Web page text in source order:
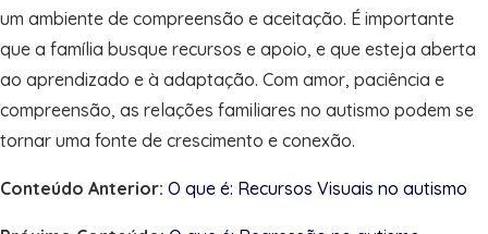
um ambiente de compreensão e aceitação. É importante
que a família busque recursos e apoio, e que esteja aberta
ao aprendizado e à adaptação. Com amor, paciência e
compreensão, as relações familiares no autismo podem se
tornar uma fonte de crescimento e conexão.
Conteúdo Anterior: O que é: Recursos Visuais no autismo